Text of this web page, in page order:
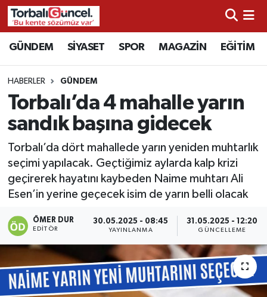
GÜNDEM SİYASET SPOR MAGAZİN EĞİTİM
HABERLER GÜNDEM
Torbalı’da 4 mahalle yarın
sandık başına gidecek
Torbalı’da dört mahallede yarın yeniden muhtarlık
seçimi yapılacak. Geçtiğimiz aylarda kalp krizi
geçirerek hayatını kaybeden Naime muhtarı Ali
Esen’in yerine geçecek isim de yarın belli olacak
ÖMER DUR
EDITÖR
30.05.2025 - 08:45
YAYINLANMA
31.05.2025 - 12:20
GÜNCELLEME
İzmir Nöbetçi Eczaneler
İzmir Hava Durumu
İzmir Namaz Vakitleri
İzmir Trafik Yoğunluk Haritası
Süper Lig Puan Durumu ve Fikstür
Tüm Manşetler
Son Dakika Haberleri
Haber Arşivi